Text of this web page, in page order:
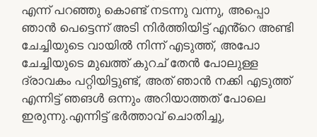
എന്ന് പറഞ്ഞു കൊണ്ട് നടന്നു വന്നു, അപ്പൊ
ഞാൻ പെട്ടെന്ന് അടി നിർത്തിയിട്ട് എൻ്റെ അണ്ടി
ചേച്ചിയുടെ വായിൽ നിന്ന് എടുത്ത്, അപോ
ചേച്ചിയുടെ മുഖത്ത് കുറച് തേൻ പോലുള്ള
ദ്രാവകം പറ്റിയിട്ടുണ്ട്, അത് ഞാൻ നക്കി എടുത്ത്
എന്നിട്ട് ഞങൾ ഒന്നും അറിയാത്തത് പോലെ
ഇരുന്നു.എന്നിട്ട് ഭർത്താവ് ചൊതിച്ചു,